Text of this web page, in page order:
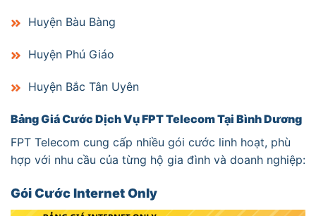
Huyện Bàu Bàng
Huyện Phú Giáo
Huyện Bắc Tân Uyên
Bảng Giá Cước Dịch Vụ FPT Telecom Tại Bình Dương
FPT Telecom cung cấp nhiều gói cước linh hoạt, phù
hợp với nhu cầu của từng hộ gia đình và doanh nghiệp:
Gói Cước Internet Only